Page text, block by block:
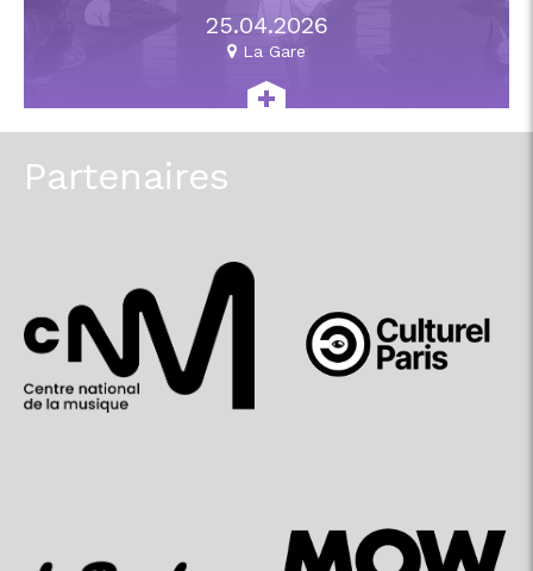
25.04.2026
La Gare
Partenaires